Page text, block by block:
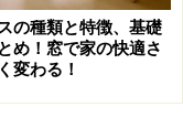
れるでしょう。
より光や風を採り
で断熱性や結露防
の種類と特徴、基礎
め！窓で家の快適さ
変わる！